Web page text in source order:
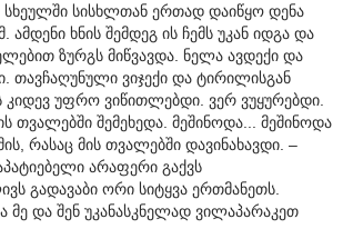
სხეულში სისხლთან ერთად დაიწყო დენა
ხნის შემდეგ ის ჩემს უკან იდგა და
ზურგს მიწვავდა. ნელა ავდექი და
თავჩაღუნული ვიჯექი და ტირილისგან
უფრო ვიწითლებდი. ვერ ვუყურებდი.
თვალებში შემეხედა. მეშინოდა... მეშინოდა
რასაც მის თვალებში დავინახავდი. –
არაფერი გაქვს
გადავაბი ორი სიტყვა ერთმანეთს.
მე და შენ უკანასკნელად ვილაპარაკეთ